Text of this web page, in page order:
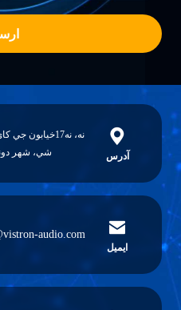
نه، نه17خيابون جي کاي، منطقه سونگ گانگ،
شي، شهر دونگ گوان، استان گوانگ
tony@vistron-